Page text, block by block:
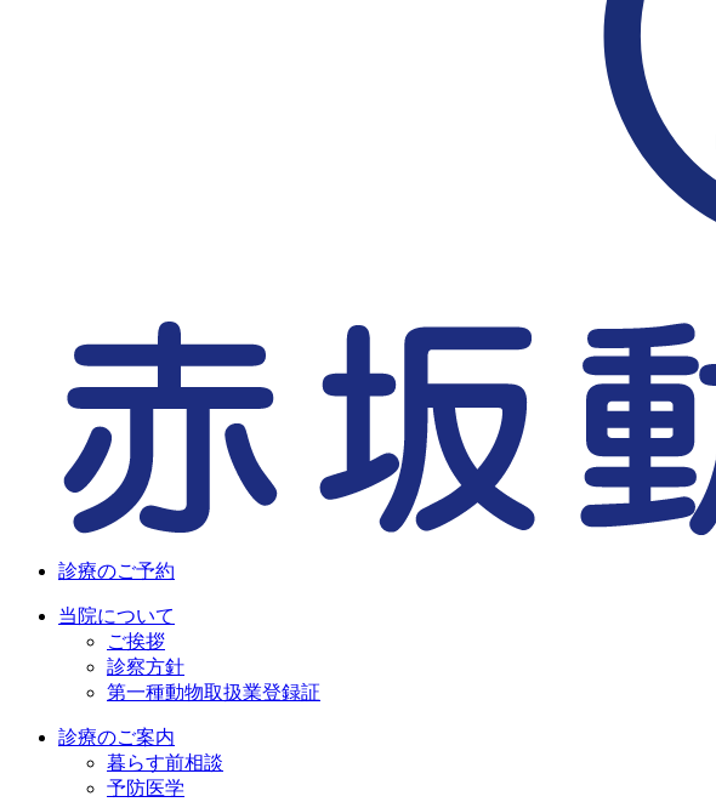
診療のご予約
当院について
ご挨拶
診察方針
第一種動物取扱業登録証
診療のご案内
暮らす前相談
予防医学